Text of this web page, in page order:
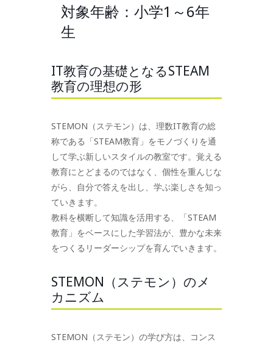
対象年齢：小学1～6年
生
IT教育の基礎となるSTEAM
教育の理想の形
STEMON（ステモン）は、理数IT教育の総
称である「STEAM教育」をモノづくりを通
して学ぶ新しいスタイルの教室です。覚える
教育にとどまるのではなく、個性を重んじな
がら、自分で答えを出し、学ぶ楽しさを知っ
ていきます。
教科を横断して知識を活用する、「STEAM
教育」をベースにした学習法が、豊かな未来
をつくるリーダーシップを育んでいきます。
STEMON（ステモン）のメ
カニズム
STEMON（ステモン）の学び方は、コンス